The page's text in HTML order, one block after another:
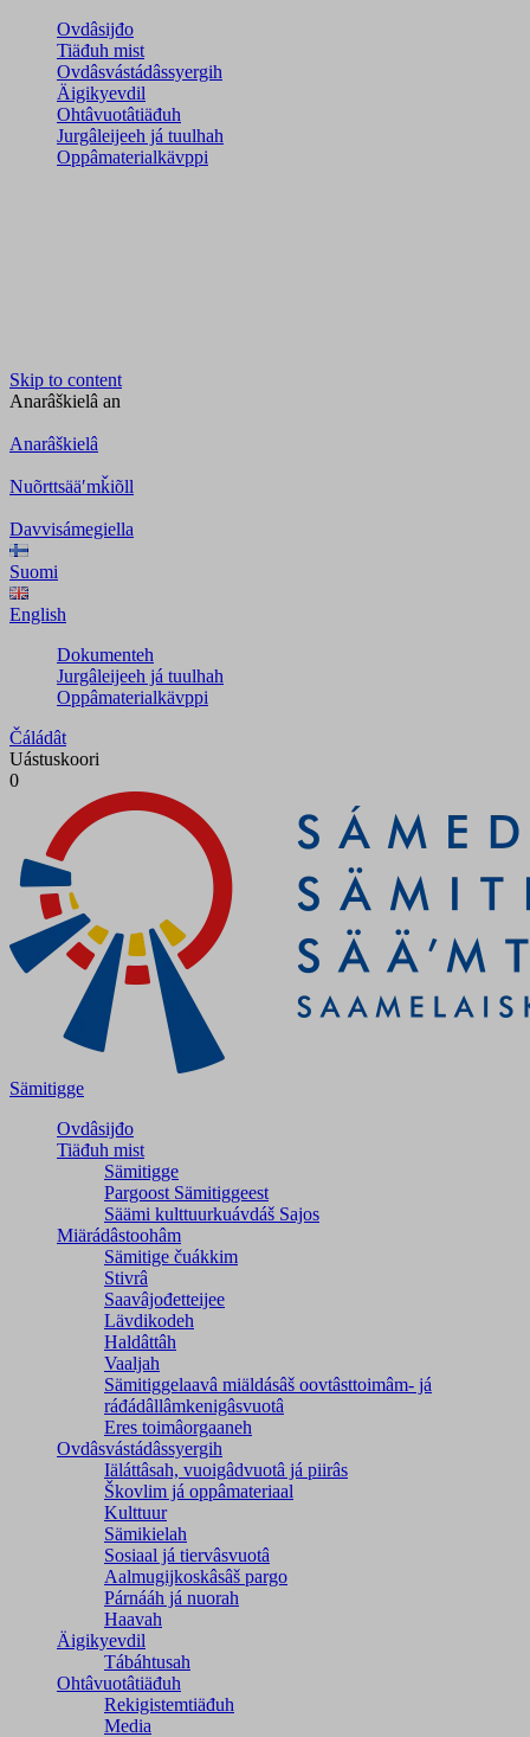
Ovdâsijđo
Tiäđuh mist
Ovdâsvástádâssyergih
Äigikyevdil
Ohtâvuotâtiäđuh
Jurgâleijeeh já tuulhah
Oppâmaterialkävppi
Skip to content
Anarâškielâ an
Anarâškielâ
Nuõrttsääʹmǩiõll
Davvisámegiella
Suomi
English
Dokumenteh
Jurgâleijeeh já tuulhah
Oppâmaterialkävppi
Čáládât
Uástuskoori
0
Sämitigge
Ovdâsijđo
Tiäđuh mist
Sämitigge
Pargoost Sämitiggeest
Säämi kulttuurkuávdáš Sajos
Miärádâstoohâm
Sämitige čuákkim
Stivrâ
Saavâjođetteijee
Lävdikodeh
Haldâttâh
Vaaljah
Sämitiggelaavâ miäldásâš oovtâsttoimâm- já
ráđádâllâmkenigâsvuotâ
Eres toimâorgaaneh
Ovdâsvástádâssyergih
Iäláttâsah, vuoigâdvuotâ já piirâs
Škovlim já oppâmateriaal
Kulttuur
Sämikielah
Sosiaal já tiervâsvuotâ
Aalmugijkoskâsâš pargo
Párnááh já nuorah
Haavah
Äigikyevdil
Tábáhtusah
Ohtâvuotâtiäđuh
Rekigistemtiäđuh
Media